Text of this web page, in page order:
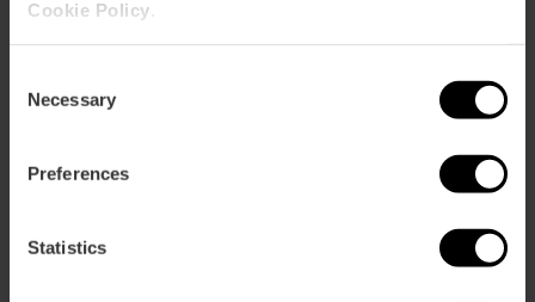
Cookie Policy
Selection
Necessary
Preferences
Statistics